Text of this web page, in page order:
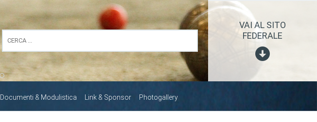
VAI AL SITO
FEDERALE
Documenti & Modulistica Link & Sponsor Photogallery